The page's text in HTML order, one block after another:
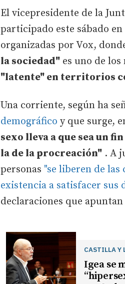
El vicepresidente de la
participado este sábado
organizadas por Vox,
la sociedad" es uno de
"latente" en territorios
Una corriente, según ha
demográfico y que surge,
sexo lleva a que sea un
la de la procreación" . A
personas "se liberen de
existencia a satisfacer sus
declaraciones que
CASTILLA Y
Igea se